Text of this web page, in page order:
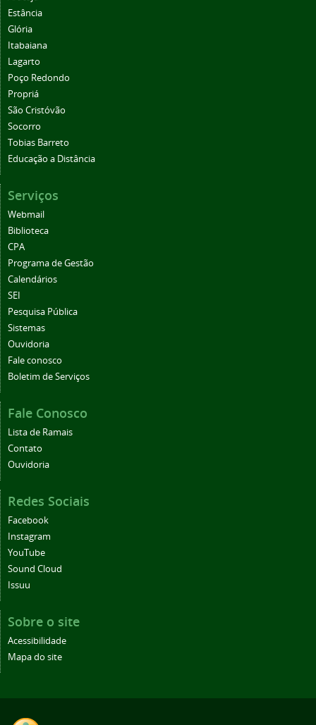
Estância
Glória
Itabaiana
Lagarto
Poço Redondo
Propriá
São Cristóvão
Socorro
Tobias Barreto
Educação a Distância
Serviços
Webmail
Biblioteca
CPA
Programa de Gestão
Calendários
SEI
Pesquisa Pública
Sistemas
Ouvidoria
Fale conosco
Boletim de Serviços
Fale Conosco
Lista de Ramais
Contato
Ouvidoria
Redes Sociais
Facebook
Instagram
YouTube
Sound Cloud
Issuu
Sobre o site
Acessibilidade
Mapa do site